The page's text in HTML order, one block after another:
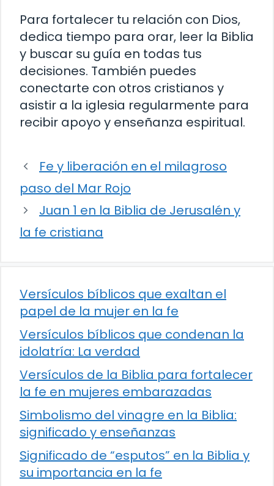
Para fortalecer tu relación con Dios,
dedica tiempo para orar, leer la Biblia
y buscar su guía en todas tus
decisiones. También puedes
conectarte con otros cristianos y
asistir a la iglesia regularmente para
recibir apoyo y enseñanza espiritual.
Fe y liberación en el milagroso
paso del Mar Rojo
Juan 1 en la Biblia de Jerusalén y
la fe cristiana
Versículos bíblicos que exaltan el
papel de la mujer en la fe
Versículos bíblicos que condenan la
idolatría: La verdad
Versículos de la Biblia para fortalecer
la fe en mujeres embarazadas
Simbolismo del vinagre en la Biblia:
significado y enseñanzas
Significado de “esputos” en la Biblia y
su importancia en la fe